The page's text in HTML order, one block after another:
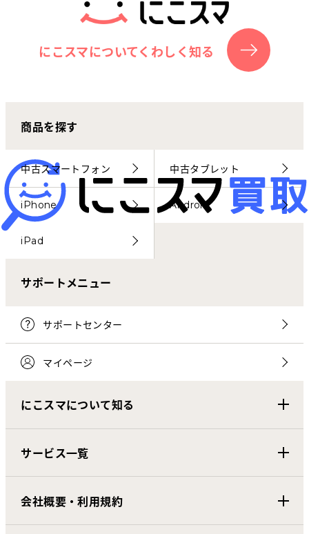
サポートセンター
お客さまの声
にこスマ通信
マイページ
にこスマについてくわしく知る
商品を探す
中古スマートフォン 中古タブレット
iPhone Android
iPad
サポートメニュー
サポートセンター
マイページ
にこスマについて知る
サービス一覧
会社概要・利用規約